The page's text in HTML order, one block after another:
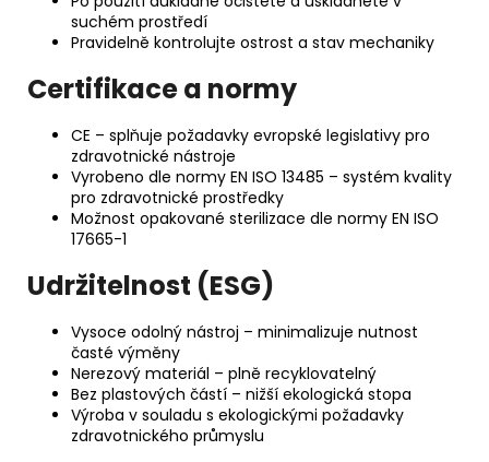
suchém prostředí
Pravidelně kontrolujte ostrost a stav mechaniky
Certifikace a normy
CE – splňuje požadavky evropské legislativy pro
zdravotnické nástroje
Vyrobeno dle normy EN ISO 13485 – systém kvality
pro zdravotnické prostředky
Možnost opakované sterilizace dle normy EN ISO
17665-1
Udržitelnost (ESG)
Vysoce odolný nástroj – minimalizuje nutnost
časté výměny
Nerezový materiál – plně recyklovatelný
Bez plastových částí – nižší ekologická stopa
Výroba v souladu s ekologickými požadavky
zdravotnického průmyslu